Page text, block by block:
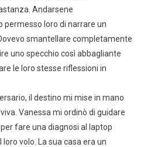
Andarsene
permesso loro di narrare un
smantellare completamente
uno specchio così abbagliante
le loro stesse riflessioni in
il destino mi mise in mano
Vanessa mi ordinò di guidare
fare una diagnosi al laptop
volo. La sua casa era un